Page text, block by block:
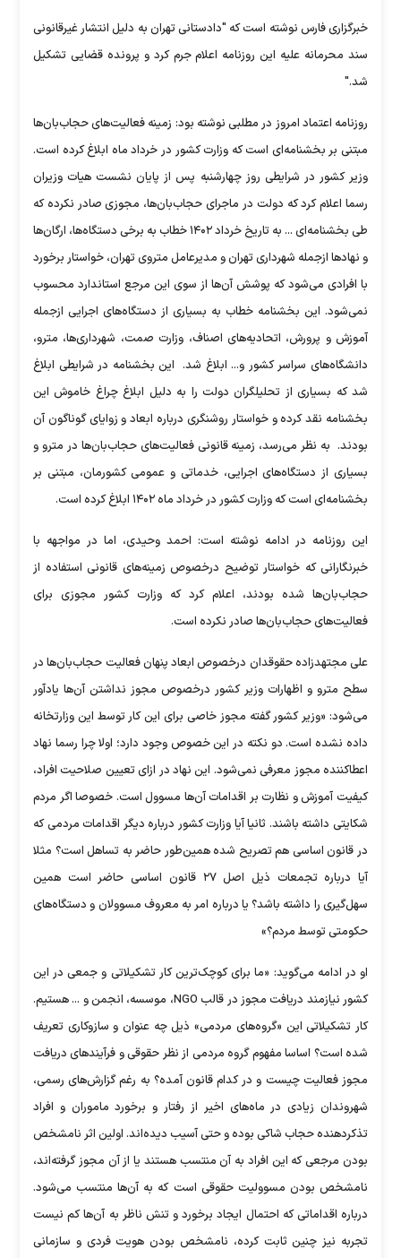
خبرگزاری فارس نوشته است که "دادستانی تهران به دلیل انتشار غیرقانونی
سند محرمانه علیه این روزنامه اعلام جرم کرد و پرونده قضایی تشکیل
شد."
روزنامه اعتماد امروز در مطلبی نوشته بود: زمینه فعالیت‌های حجاب‌بان‌ها
مبتنی بر بخشنامه‌ای است که وزارت کشور در خرداد ماه ابلاغ کرده است.
وزیر کشور در شرایطی روز چهارشنبه پس از پایان نشست هیات وزیران
رسما اعلام کرد که دولت در ماجرای حجاب‌بان‌ها، مجوزی صادر نکرده که
طی بخشنامه‌ای ... به تاریخ خرداد ۱۴۰۲ خطاب به برخی دستگاه‌ها، ارگان‌ها
و نهاد‌ها ازجمله شهرداری تهران و مدیرعامل متروی تهران، خواستار برخورد
با افرادی می‌شود که پوشش آن‌ها از سوی این مرجع استاندارد محسوب
نمی‌شود. این بخشنامه خطاب به بسیاری از دستگاه‌های اجرایی ازجمله
آموزش و پرورش، اتحادیه‌های اصناف، وزارت صمت، شهرداری‌ها، مترو،
دانشگاه‌های سراسر کشور و... ابلاغ شد. این بخشنامه در شرایطی ابلاغ
شد که بسیاری از تحلیلگران دولت را به دلیل ابلاغ چراغ خاموش این
بخشنامه نقد کرده و خواستار روشنگری درباره ابعاد و زوایای گوناگون آن
بودند. به نظر می‌رسد، زمینه قانونی فعالیت‌های حجاب‌بان‌ها در مترو و
بسیاری از دستگاه‌های اجرایی، خدماتی و عمومی کشورمان، مبتنی بر
بخشنامه‌ای است که وزارت کشور در خرداد ماه ۱۴۰۲ ابلاغ کرده است.
این روزنامه در ادامه نوشته است: احمد وحیدی، اما در مواجهه با
خبرنگارانی که خواستار توضیح درخصوص زمینه‌های قانونی استفاده از
حجاب‌بان‌ها شده بودند، اعلام کرد که وزارت کشور مجوزی برای
فعالیت‌های حجاب‌بان‌ها صادر نکرده است.
علی مجتهد‌زاده حقوقدان درخصوص ابعاد پنهان فعالیت حجاب‌بان‌ها در
سطح مترو و اظهارات وزیر کشور درخصوص مجوز نداشتن آن‌ها یادآور
می‌شود: «وزیر کشور گفته مجوز خاصی برای این کار توسط این وزارتخانه
داده نشده است. دو نکته در این خصوص وجود دارد؛ اولا چرا رسما نهاد
اعطا‌کننده مجوز معرفی نمی‌شود. این نهاد در ازای تعیین صلاحیت افراد،
کیفیت آموزش و نظارت بر اقدامات آن‌ها مسوول است. خصوصا اگر مردم
شکایتی داشته باشند. ثانیا آیا وزارت کشور درباره دیگر اقدامات مردمی که
در قانون اساسی هم تصریح شده همین‌طور حاضر به تساهل است؟ مثلا
آیا درباره تجمعات ذیل اصل ۲۷ قانون اساسی حاضر است همین
سهل‌گیری را داشته باشد؟ یا درباره امر به معروف مسوولان و دستگاه‌های
حکومتی توسط مردم؟»
او در ادامه می‌گوید: «ما برای کوچک‌ترین کار تشکیلاتی و جمعی در این
کشور نیازمند دریافت مجوز در قالب NGO، موسسه، انجمن و ... هستیم.
کار تشکیلاتی این «گروه‌های مردمی» ذیل چه عنوان و سازوکاری تعریف
شده است؟ اساسا مفهوم گروه مردمی از نظر حقوقی و فرآیند‌های دریافت
مجوز فعالیت چیست و در کدام قانون آمده؟ به رغم گزارش‌های رسمی،
شهروندان زیادی در ماه‌های اخیر از رفتار و برخورد ماموران و افراد
تذکر‌دهنده حجاب شاکی بوده و حتی آسیب دیده‌اند. اولین اثر نامشخص
بودن مرجعی که این افراد به آن منتسب هستند یا از آن مجوز گرفته‌اند،
نامشخص بودن مسوولیت حقوقی است که به آن‌ها منتسب می‌شود.
درباره اقداماتی که احتمال ایجاد برخورد و تنش ناظر به آن‌ها کم نیست
تجربه نیز چنین ثابت کرده، نامشخص بودن هویت فردی و سازمانی